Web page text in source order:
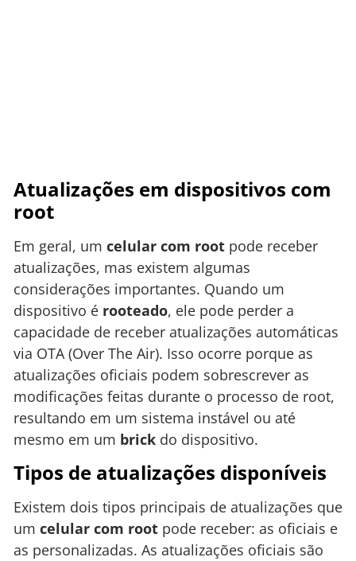
Atualizações em dispositivos com
root
Em geral, um celular com root pode receber
atualizações, mas existem algumas
considerações importantes. Quando um
dispositivo é rooteado, ele pode perder a
capacidade de receber atualizações automáticas
via OTA (Over The Air). Isso ocorre porque as
atualizações oficiais podem sobrescrever as
modificações feitas durante o processo de root,
resultando em um sistema instável ou até
mesmo em um brick do dispositivo.
Tipos de atualizações disponíveis
Existem dois tipos principais de atualizações que
um celular com root pode receber: as oficiais e
as personalizadas. As atualizações oficiais são